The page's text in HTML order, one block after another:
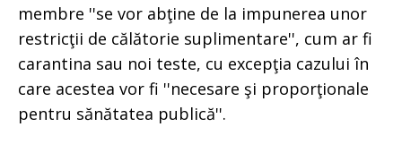
membre ''se vor abţine de la impunerea unor
restricţii de călătorie suplimentare'', cum ar fi
carantina sau noi teste, cu excepţia cazului în
care acestea vor fi ''necesare şi proporţionale
pentru sănătatea publică''.